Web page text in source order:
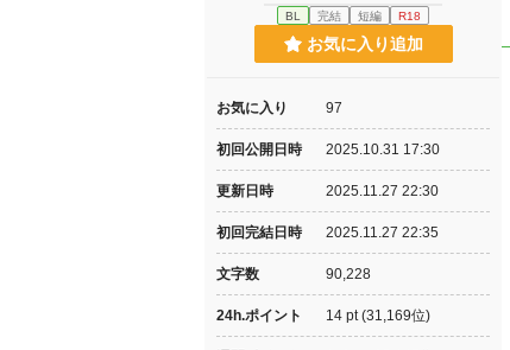
BL 完結 短編 R18
お気に入り追加
お気に入り 97
初回公開日時 2025.10.31 17:30
更新日時 2025.11.27 22:30
初回完結日時 2025.11.27 22:35
文字数 90,228
24h.ポイント 14 pt (31,169位)